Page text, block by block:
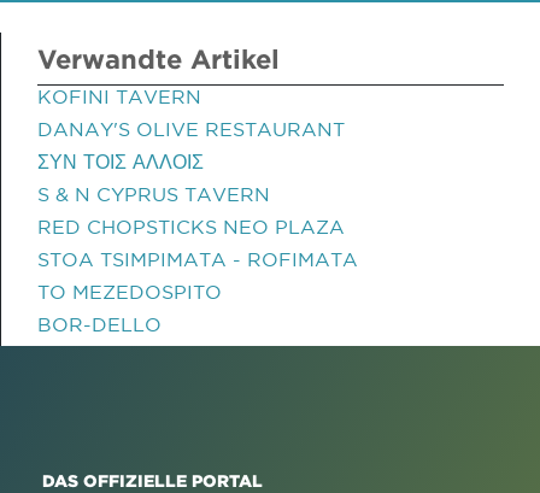
Verwandte Artikel
KOFINI TAVERN
DANAY'S OLIVE RESTAURANT
ΣΥΝ ΤΟΙΣ ΑΛΛΟΙΣ
S & N CYPRUS TAVERN
RED CHOPSTICKS NEO PLAZA
STOA TSIMPIMATA - ROFIMATA
TO MEZEDOSPITO
BOR-DELLO
DAS OFFIZIELLE PORTAL